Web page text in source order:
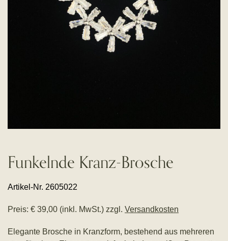
Funkelnde Kranz-Brosche
Artikel-Nr. 2605022
Preis: € 39,00 (inkl. MwSt.) zzgl. Versandkosten
Elegante Brosche in Kranzform, bestehend aus mehreren